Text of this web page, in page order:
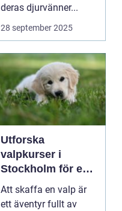
deras djurvänner...
28 september 2025
Utforska
valpkurser i
Stockholm för en
lycklig och
välanpassad valp
Att skaffa en valp är
ett äventyr fullt av